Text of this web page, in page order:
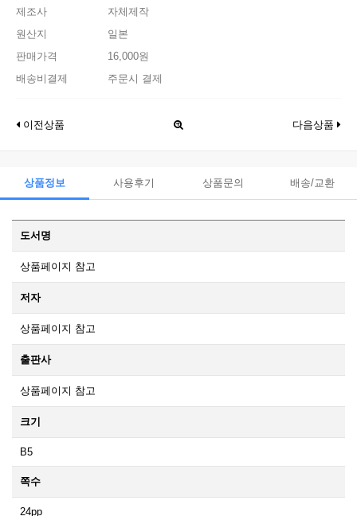
제조사
자체제작
원산지
일본
판매가격
16,000원
배송비결제
주문시 결제
이전상품 다음상품
상품정보 사용후기 상품문의 배송/교환
도서명
상품페이지 참고
저자
상품페이지 참고
출판사
상품페이지 참고
크기
B5
쪽수
24pp